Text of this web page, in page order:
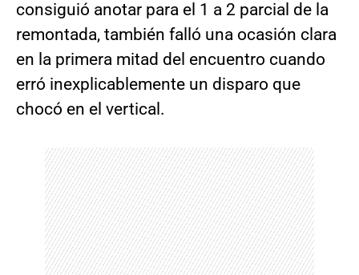
consiguió anotar para el 1 a 2 parcial de la
remontada, también falló una ocasión clara
en la primera mitad del encuentro cuando
erró inexplicablemente un disparo que
chocó en el vertical.